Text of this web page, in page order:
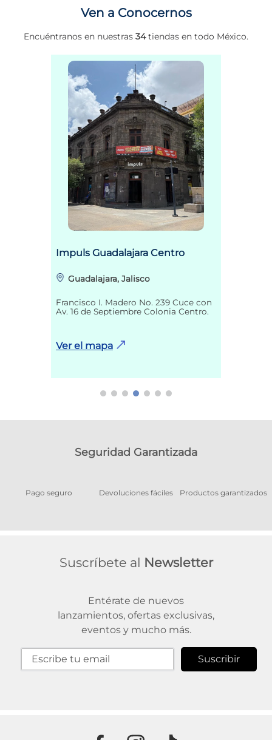
Ven a Conocernos
Encuéntranos en nuestras 34tiendas en todo México.
Impuls Guadalajara Centro
Guadalajara, Jalisco
Francisco I. Madero No. 239 Cuce con
Av. 16 de Septiembre Colonia Centro.
Ver el mapa
Seguridad Garantizada
Pago seguro Devoluciones fáciles Productos garantizados
Suscríbete al Newsletter
Entérate de nuevos
lanzamientos, ofertas exclusivas,
eventos y mucho más.
Suscribir